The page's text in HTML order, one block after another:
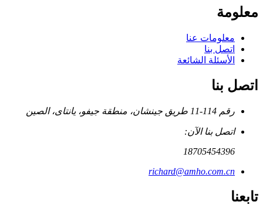
معلومة
معلومات عنا
اتصل بنا
الأسئلة الشائعة
اتصل بنا
رقم 114-11 طريق جينشان، منطقة جيفو، يانتاى، الصين
اتصل بنا الآن:
18705454396
richard@amho.com.cn
تابعنا